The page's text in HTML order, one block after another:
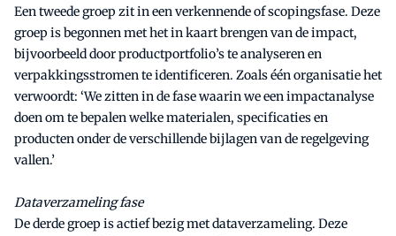
Een tweede groep zit in een verkennende of scopingsfase. Deze
groep is begonnen met het in kaart brengen van de impact,
bijvoorbeeld door productportfolio’s te analyseren en
verpakkingsstromen te identificeren. Zoals één organisatie het
verwoordt: ‘We zitten in de fase waarin we een impactanalyse
doen om te bepalen welke materialen, specificaties en
producten onder de verschillende bijlagen van de regelgeving
vallen.’
Dataverzameling fase
De derde groep is actief bezig met dataverzameling. Deze